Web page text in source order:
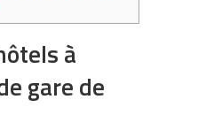
à
gare de